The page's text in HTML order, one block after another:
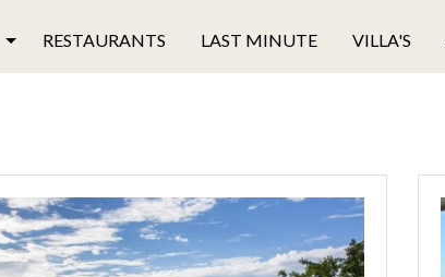
RESTAURANTS LAST MINUTE VILLA'S